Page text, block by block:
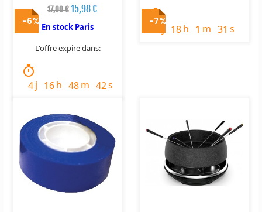
17,00 € 15,98 €
En stock Paris
L'offre expire dans:
timer
4j 16h 48m 41s
timer
18h 1 m 30 s
-6% -7%